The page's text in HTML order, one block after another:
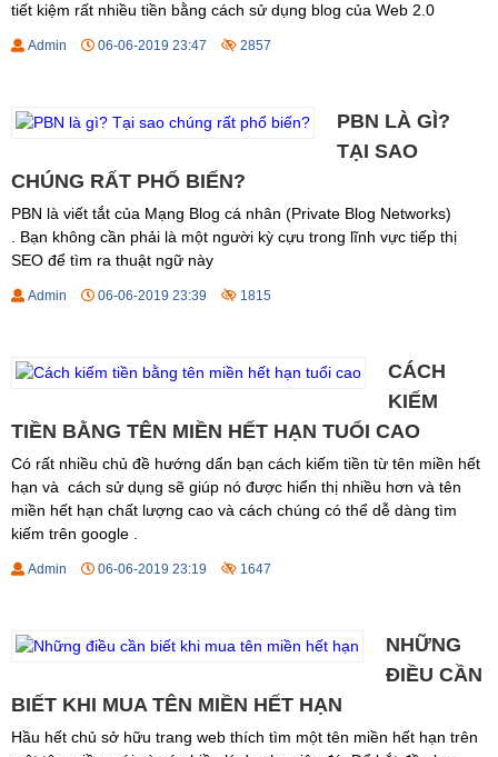
tiết kiệm rất nhiều tiền bằng cách sử dụng blog của Web 2.0
Admin 06-06-2019 23:47 2857
PBN LÀ GÌ?
TẠI SAO
CHÚNG RẤT PHỔ BIẾN?
PBN là viết tắt của Mạng Blog cá nhân (Private Blog Networks)
. Bạn không cần phải là một người kỳ cựu trong lĩnh vực tiếp thị
SEO để tìm ra thuật ngữ này
Admin 06-06-2019 23:39 1815
CÁCH
KIẾM
TIỀN BẰNG TÊN MIỀN HẾT HẠN TUỔI CAO
Có rất nhiều chủ đề hướng dẩn bạn cách kiếm tiền từ tên miền hết
hạn và cách sử dụng sẽ giúp nó được hiển thị nhiều hơn và tên
miền hết hạn chất lượng cao và cách chúng có thể dễ dàng tìm
kiếm trên google .
Admin 06-06-2019 23:19 1647
NHỮNG
ĐIỀU CẦN
BIẾT KHI MUA TÊN MIỀN HẾT HẠN
Hầu hết chủ sở hữu trang web thích tìm một tên miền hết hạn trên